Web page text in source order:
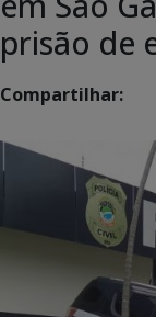
prisão de
Compartilhar: